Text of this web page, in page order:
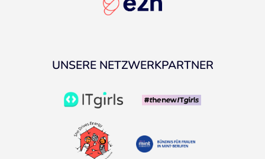
UNSERE NETZWERKPARTNER